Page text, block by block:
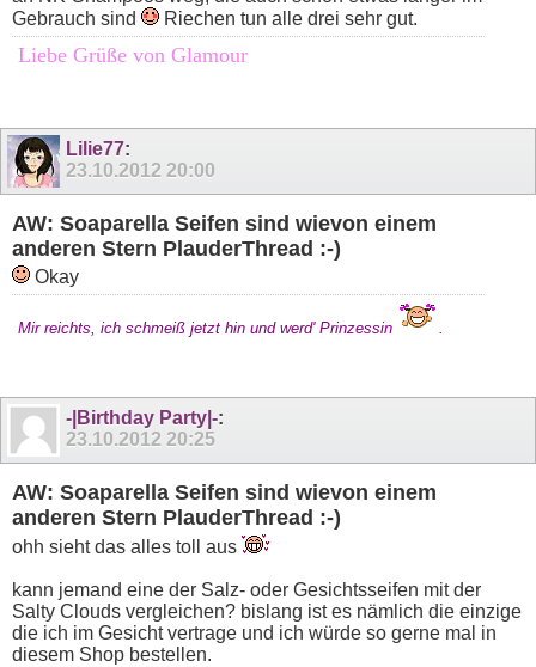
Gebrauch sind
Riechen tun alle drei sehr gut.
Liebe Grüße von Glamour
Lilie77:
23.10.2012 20:00
AW: Soaparella Seifen sind wievon einem
anderen Stern PlauderThread :-)
Okay
Mir reichts, ich schmeiß jetzt hin und werd' Prinzessin .
-|Birthday Party|-:
23.10.2012 20:25
AW: Soaparella Seifen sind wievon einem
anderen Stern PlauderThread :-)
ohh sieht das alles toll aus
kann jemand eine der Salz- oder Gesichtsseifen mit der
Salty Clouds vergleichen? bislang ist es nämlich die einzige
die ich im Gesicht vertrage und ich würde so gerne mal in
diesem Shop bestellen.